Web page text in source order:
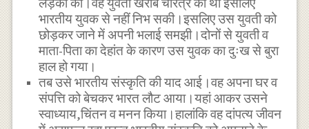
भारतीय युवक से नहीं निभ सकी।इसलिए उस युवती को
छोड़कर जाने में अपनी भलाई समझी।दोनों से युवती व
माता-पिता का देहांत के कारण उस युवक का दुःख से बुरा
हाल हो गया।
तब उसे भारतीय संस्कृति की याद आई।वह अपना घर व
संपत्ति को बेचकर भारत लौट आया।यहां आकर उसने
स्वाध्याय,चिंतन व मनन किया।हालांकि वह दांपत्य जीवन